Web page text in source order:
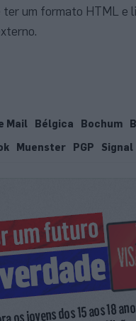
ter um formato HTML e
Mail Bélgica Bochum
Muenster PGP Signal